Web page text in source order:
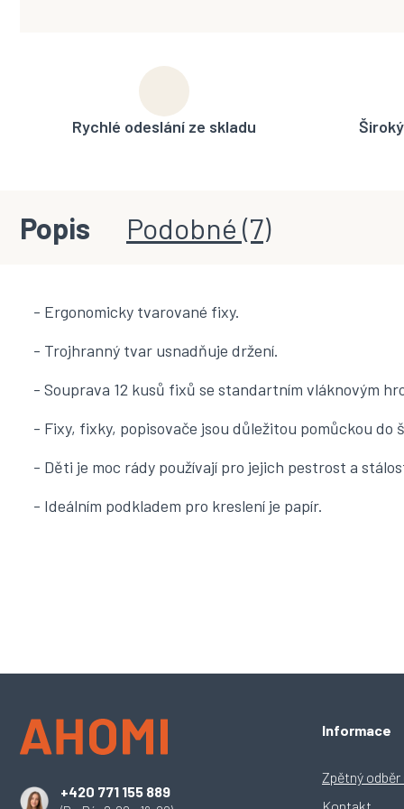
Rychlé odeslání ze skladu
Popis Podobné (7)
- Ergonomicky tvarované fixy.
- Trojhranný tvar usnadňuje držení.
- Souprava 12 kusů fixů se standartním vláknovým
- Fixy, fixky, popisovače jsou důležitou pomůckou do
- Děti je moc rády používají pro jejich pestrost a
- Ideálním podkladem pro kreslení je papír.
+420 771 155 889
Informace
Zpětný